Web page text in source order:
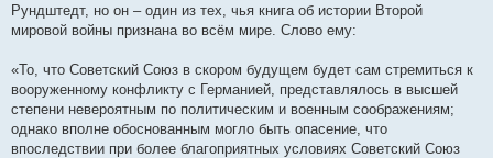
Рундштедт, но он – один из тех, чья книга об истории Второй
мировой войны признана во всём мире. Слово ему:
«То, что Советский Союз в скором будущем будет сам стремиться к
вооруженному конфликту с Германией, представлялось в высшей
степени невероятным по политическим и военным соображениям;
однако вполне обоснованным могло быть опасение, что
впоследствии при более благоприятных условиях Советский Союз